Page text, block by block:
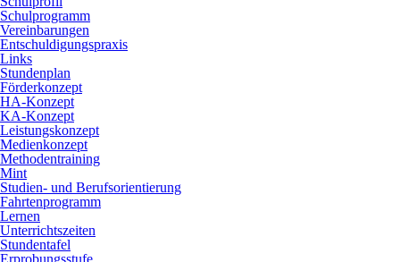
Schulprogramm
Vereinbarungen
Entschuldigungspraxis
Links
Stundenplan
Förderkonzept
HA-Konzept
KA-Konzept
Leistungskonzept
Medienkonzept
Methodentraining
Mint
Studien- und Berufsorientierung
Fahrtenprogramm
Lernen
Unterrichtszeiten
Stundentafel
Erprobungsstufe